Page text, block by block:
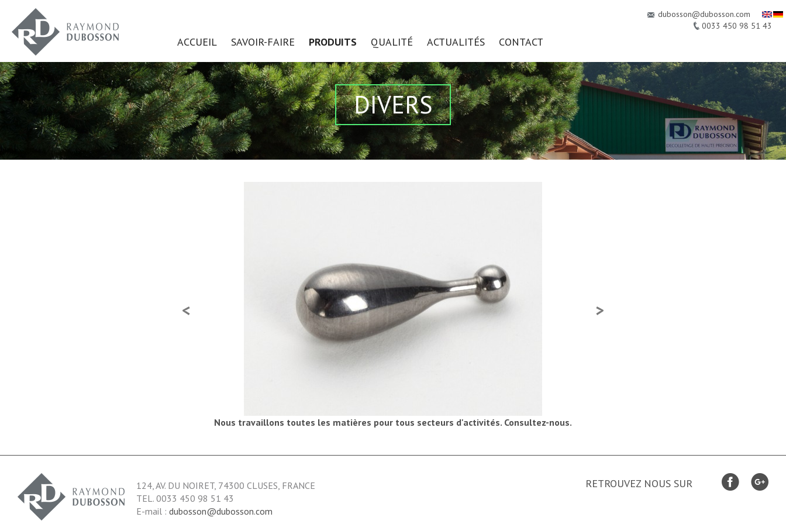
ACCUEIL SAVOIR-FAIRE PRODUITS QUALITÉ ACTUALITÉS CONTACT
dubosson@dubosson.com
0033 450 98 51 43
DIVERS
Nous travaillons toutes les matières pour tous secteurs d'activités. Consultez-nous.
124, AV. DU NOIRET, 74300 CLUSES, FRANCE
TEL. 0033 450 98 51 43
E-mail : dubosson@dubosson.com
RETROUVEZ NOUS SUR